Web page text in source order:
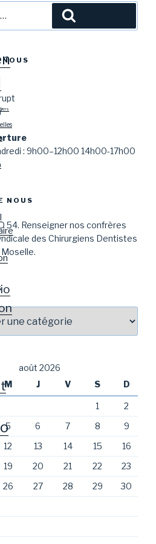
: 9h00–12h00 14h00-17h00
NOUS
54. Renseigner nos confrères
des Chirurgiens Dentistes
août 2026
M
J V S D
1
2
5
6 7 8
9
12
13 14 15
16
19
20 21 22
23
26
27 28 29 30